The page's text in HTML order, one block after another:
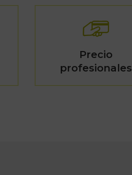
Precio
profesionales